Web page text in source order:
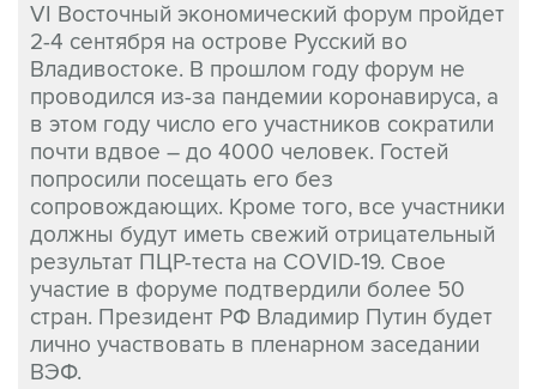
VI Восточный экономический форум пройдет
2-4 сентября на острове Русский во
Владивостоке. В прошлом году форум не
проводился из-за пандемии коронавируса, а
в этом году число его участников сократили
почти вдвое – до 4000 человек. Гостей
попросили посещать его без
сопровождающих. Кроме того, все участники
должны будут иметь свежий отрицательный
результат ПЦР-теста на COVID-19. Свое
участие в форуме подтвердили более 50
стран. Президент РФ Владимир Путин будет
лично участвовать в пленарном заседании
ВЭФ.